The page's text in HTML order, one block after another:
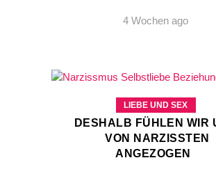
4 Wochen ago
LIEBE UND SEX
DESHALB FÜHLEN WIR
VON NARZISSTEN
ANGEZOGEN